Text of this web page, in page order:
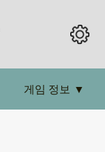
게임 정보 ▼